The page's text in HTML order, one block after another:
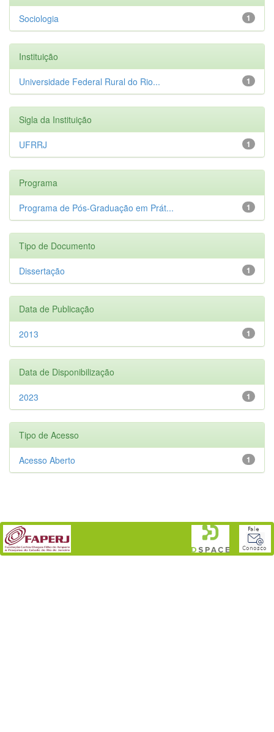
1
Sociologia
Instituição
1
Universidade Federal Rural do Rio...
Sigla da Instituição
1
UFRRJ
Programa
1
Programa de Pós-Graduação em Prát...
Tipo de Documento
1
Dissertação
Data de Publicação
1
2013
Data de Disponibilização
1
2023
Tipo de Acesso
1
Acesso Aberto